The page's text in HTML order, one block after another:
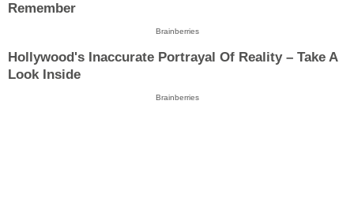
Remember
Brainberries
Hollywood's Inaccurate Portrayal Of Reality – Take A
Look Inside
Brainberries